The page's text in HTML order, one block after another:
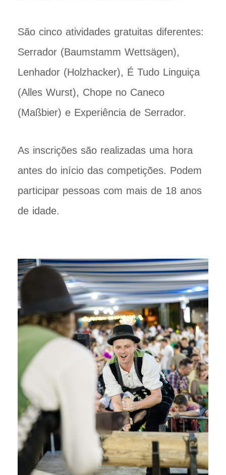
São cinco atividades gratuitas diferentes:
Serrador (Baumstamm Wettsägen),
Lenhador (Holzhacker), É Tudo Linguiça
(Alles Wurst), Chope no Caneco
(Maßbier) e Experiência de Serrador.
As inscrições são realizadas uma hora
antes do início das competições. Podem
participar pessoas com mais de 18 anos
de idade.